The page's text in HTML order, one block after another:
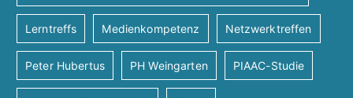
Lerntreffs Medienkompetenz Netzwerktreffen
Peter Hubertus PH Weingarten PIAAC-Studie